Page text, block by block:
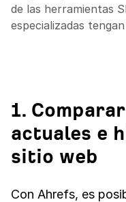
de las herramientas
especializadas
1.
actuales e
sitio web
Con Ahrefs, es